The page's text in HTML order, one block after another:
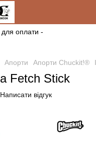
для оплати -
Апорти Апорти Chuckit!®
Fetch Stick
Написати відгук